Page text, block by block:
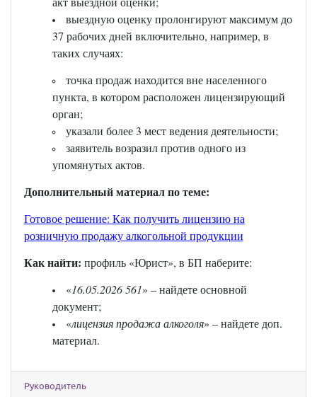
выездную оценку пролонгируют максимум до
37 рабочих дней включительно, например, в
таких случаях:
точка продаж находится вне населенного
пункта, в котором расположен лицензирующий
орган;
указали более 3 мест ведения деятельности;
заявитель возразил против одного из
упомянутых актов.
Дополнительный материал по теме:
Готовое решение: Как получить лицензию на
розничную продажу алкогольной продукции
Как найти: профиль «Юрист», в БП наберите:
«16.05.2026 561» – найдете основной
документ;
«лицензия продажа алкоголя» – найдете доп.
материал.
Руководитель